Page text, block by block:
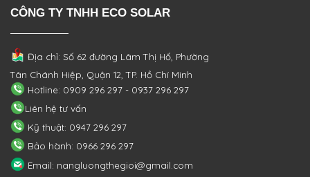
CÔNG TY TNHH ECO SOLAR
Địa chỉ: Số 62 đường Lâm Thị Hố, Phường
Tân Chánh Hiệp, Quận 12, TP. Hồ Chí Minh
Hotline: 0909 296 297 - 0937 296 297
Liên hệ tư vấn
Kỹ thuật: 0947 296 297
Bảo hành: 0966 296 297
Email: nangluongthegioi@gmail.com